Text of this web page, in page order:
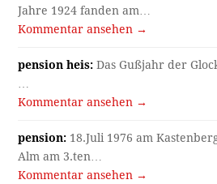
Jahre 1924 fanden am…
Kommentar ansehen →
pension heis: Das Gußjahr der
Kommentar ansehen →
pension: 18.Juli 1976 am
Alm am 3.ten…
Kommentar ansehen →